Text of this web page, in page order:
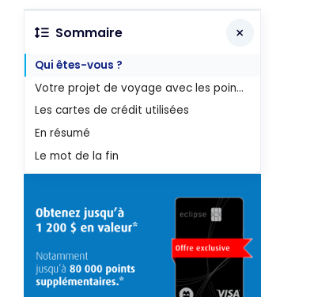
Sommaire
Qui êtes-vous ?
Votre projet de voyage avec les points : L'Asie en classe affaires
Les cartes de crédit utilisées
En résumé
Le mot de la fin